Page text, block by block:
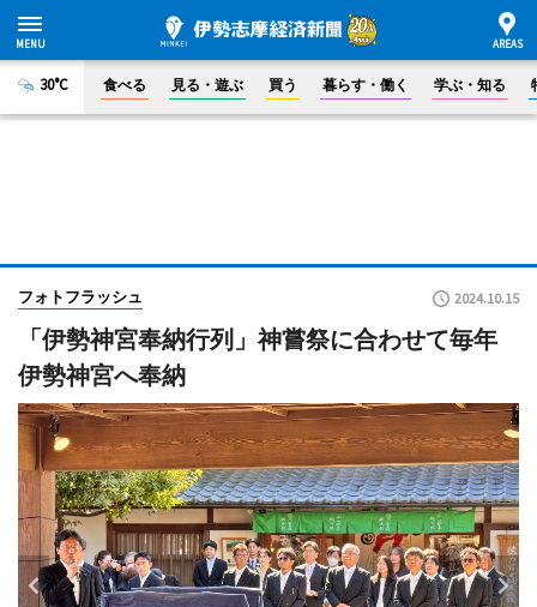
30°C 食べる 見る・遊ぶ 買う 暮らす・働く 学ぶ・知る
フォトフラッシュ 2024.10.15
「伊勢神宮奉納行列」神嘗祭に合わせて毎年
伊勢神宮へ奉納